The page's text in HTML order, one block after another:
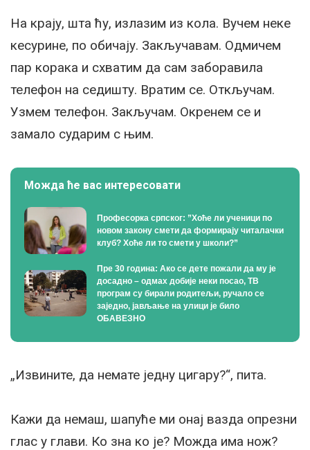
На крају, шта ћу, излазим из кола. Вучем неке
кесурине, по обичају. Закључавам. Одмичем
пар корака и схватим да сам заборавила
телефон на седишту. Вратим се. Откључам.
Узмем телефон. Закључам. Окренем се и
замало сударим с њим.
Можда ће вас интересовати
Професорка српског: ”Хоће ли ученици по
новом закону смети да формирају читалачки
клуб? Хоће ли то смети у школи?”
Пре 30 година: Ако се дете пожали да му је
досадно – одмах добије неки посао, ТВ
програм су бирали родитељи, ручало се
заједно, јављање на улици је било
ОБАВЕЗНО
„Извините, да немате једну цигару?“, пита.
Кажи да немаш, шапуће ми онај вазда опрезни
глас у глави. Ко зна ко је? Можда има нож?